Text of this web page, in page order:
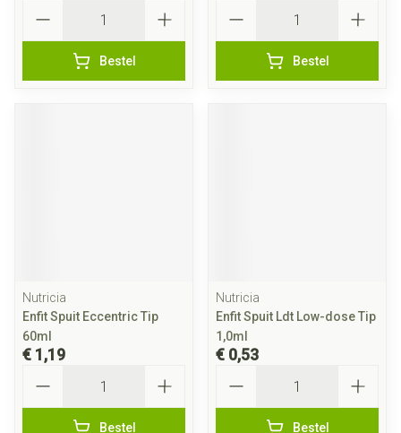
Bestel Bestel
Nutricia
Enfit Spuit Eccentric Tip
60ml
€ 1,19
Bestel
Nutricia
Enfit Spuit Ldt Low-dose Tip
1,0ml
€ 0,53
Bestel